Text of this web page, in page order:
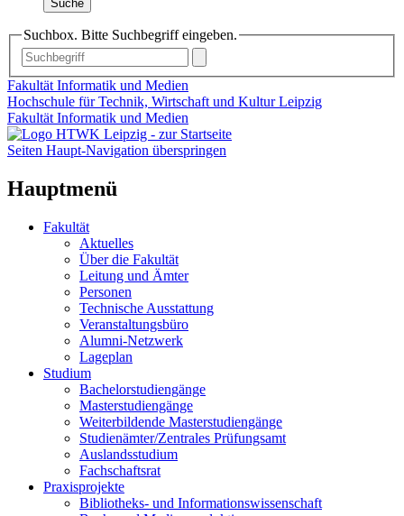
Suche
Suchbox. Bitte Suchbegriff eingeben.
Fakultät Informatik und Medien
Hochschule für Technik, Wirtschaft und Kultur Leipzig
Fakultät Informatik und Medien
Seiten Haupt-Navigation überspringen
Hauptmenü
Fakultät
Aktuelles
Über die Fakultät
Leitung und Ämter
Personen
Technische Ausstattung
Veranstaltungsbüro
Alumni-Netzwerk
Lageplan
Studium
Bachelorstudiengänge
Masterstudiengänge
Weiterbildende Masterstudiengänge
Studienämter/Zentrales Prüfungsamt
Auslandsstudium
Fachschaftsrat
Praxisprojekte
Bibliotheks- und Informationswissenschaft